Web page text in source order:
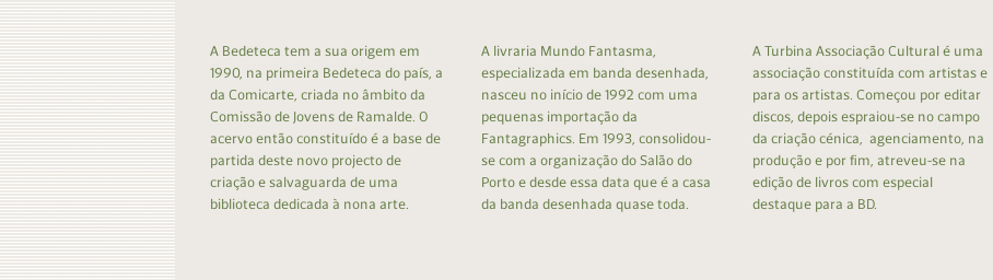
A Bedeteca tem a sua origem em
1990, na primeira Bedeteca do país, a
da Comicarte, criada no âmbito da
Comissão de Jovens de Ramalde. O
acervo então constituído é a base de
partida deste novo projecto de
criação e salvaguarda de uma
biblioteca dedicada à nona arte.
A livraria Mundo Fantasma,
especializada em banda desenhada,
nasceu no início de 1992 com uma
pequenas importação da
Fantagraphics. Em 1993, consolidou-
se com a organização do Salão do
Porto e desde essa data que é a casa
da banda desenhada quase toda.
A Turbina Associação Cultural é uma
associação constituída com artistas e
para os artistas. Começou por editar
discos, depois espraiou-se no campo
da criação cénica, agenciamento, na
produção e por fim, atreveu-se na
edição de livros com especial
destaque para a BD.